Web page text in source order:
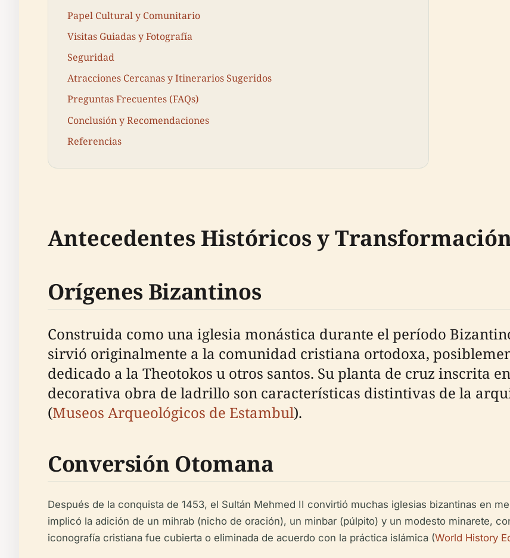
Papel Cultural y Comunitario
Visitas Guiadas y Fotografía
Seguridad
Atracciones Cercanas y Itinerarios Sugeridos
Preguntas Frecuentes (FAQs)
Conclusión y Recomendaciones
Referencias
Antecedentes Históricos y
Orígenes Bizantinos
Construida como una iglesia monástica durante el período
sirvió originalmente a la comunidad cristiana ortodoxa,
dedicado a la Theotokos u otros santos. Su planta de cruz inscrita
decorativa obra de ladrillo son características distintivas de la
(Museos Arqueológicos de Estambul).
Conversión Otomana
Después de la conquista de 1453, el Sultán Mehmed II convirtió muchas iglesias bizantinas en
implicó la adición de un mihrab (nicho de oración), un minbar (púlpito) y un modesto minarete,
iconografía cristiana fue cubierta o eliminada de acuerdo con la práctica islámica (World History